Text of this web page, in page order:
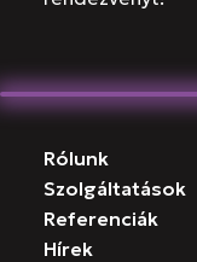
Rólunk
Szolgáltatások
Referenciák
Hírek